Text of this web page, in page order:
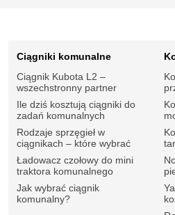
Ciągniki komunalne
Ciągnik Kubota L2 –
wszechstronny partner
Ile dziś kosztują ciągniki do
zadań komunalnych
Rodzaje sprzęgieł w
ciągnikach – które wybrać
Ładowacz czołowy do mini
traktora komunalnego
Jak wybrać ciągnik
komunalny?